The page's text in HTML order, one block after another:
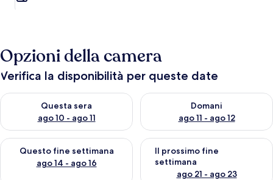
Opzioni della camera
Verifica la disponibilità per queste date
Questa sera
ago 10 - ago 11
Verifica la disponibilità per questa sera, ago 10 - ago 11
Domani
ago 11 - ago 12
Verifica la disponibilità per
Questo fine settimana
ago 14 - ago 16
Verifica la disponibilità per questo fine settimana, ago 14 -
Il prossimo fine
settimana
ago 21 - ago 23
Verifica la disponibilità per il